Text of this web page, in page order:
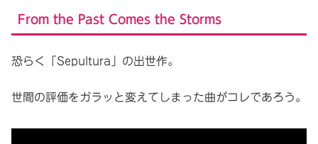
From the Past Comes the Storms
恐らく「Sepultura」の出世作。
世間の評価をガラッと変えてしまった曲がコレであろう。